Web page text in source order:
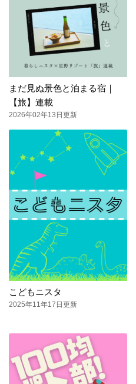
まだ見ぬ景色と泊まる宿｜
【旅】連載
2026年02年13日更新
こどもニスタ
2025年11年17日更新